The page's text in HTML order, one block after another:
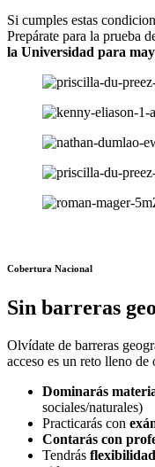
Si cumples estas
Prepárate para la prueba
la Universidad para
Cobertura Nacional
Sin barreras
Olvídate de barreras
acceso es un reto lleno
Dominarás
sociales/naturales)
Practicarás con
Contarás con
Tendrás